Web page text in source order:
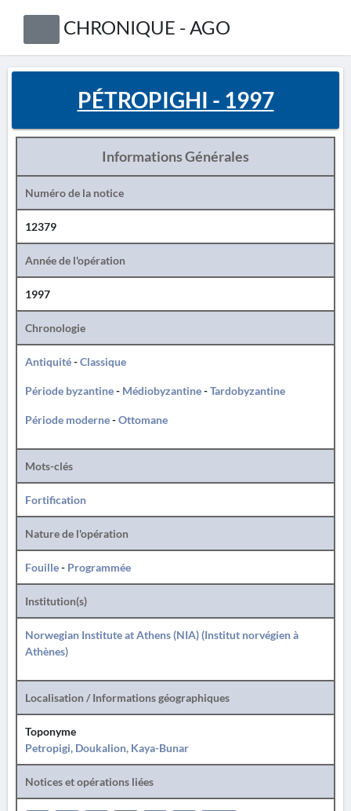
CHRONIQUE - AGO
PÉTROPIGHI - 1997
Informations Générales
Numéro de la notice
12379
Année de l'opération
1997
Chronologie
Antiquité-Classique
Période byzantine- Médiobyzantine-Tardobyzantine
Période moderne-Ottomane
Mots-clés
Fortification
Nature de l'opération
Fouille- Programmée
Institution(s)
Norwegian Institute at Athens (NIA) (Institut norvégien à
Athènes)
Localisation / Informations géographiques
Toponyme
Petropigi, Doukalion, Kaya-Bunar
Notices et opérations liées